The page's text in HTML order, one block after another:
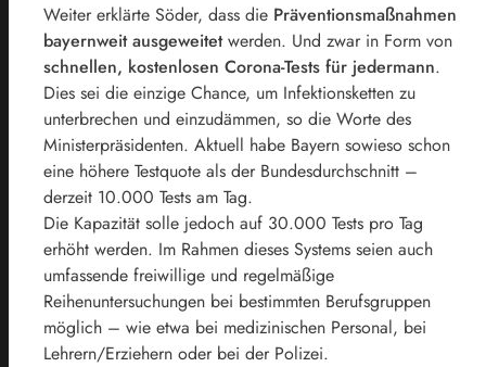
Weiter erklärte Söder, dass die Präventionsmaßnahmen
bayernweit ausgeweitetwerden. Und zwar in Form von
schnellen, kostenlosen Corona-Tests für jedermann.
Dies sei die einzige Chance, um Infektionsketten zu
unterbrechen und einzudämmen, so die Worte des
Ministerpräsidenten. Aktuell habe Bayern sowieso schon
eine höhere Testquote als der Bundesdurchschnitt –
derzeit 10.000 Tests am Tag.
Die Kapazität solle jedoch auf 30.000 Tests pro Tag
erhöht werden. Im Rahmen dieses Systems seien auch
umfassende freiwillige und regelmäßige
Reihenuntersuchungen bei bestimmten Berufsgruppen
möglich – wie etwa bei medizinischen Personal, bei
Lehrern/Erziehern oder bei der Polizei.